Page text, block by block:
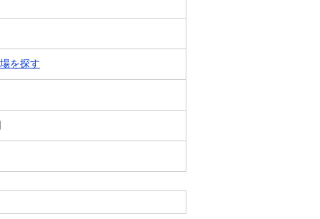
を探す